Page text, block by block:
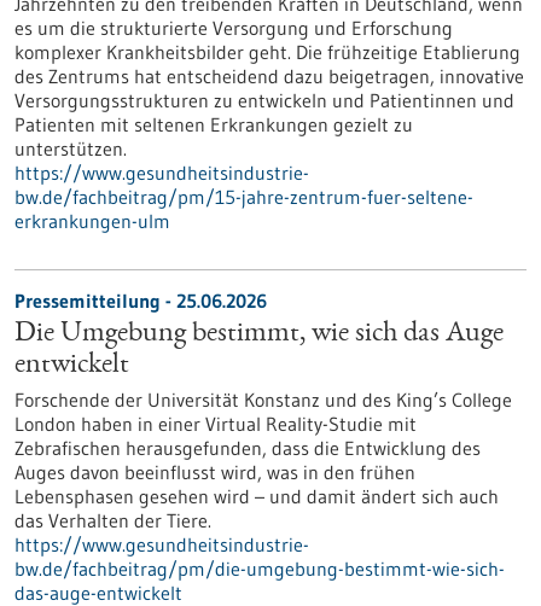
es um die strukturierte Versorgung und Erforschung
komplexer Krankheitsbilder geht. Die frühzeitige Etablierung
des Zentrums hat entscheidend dazu beigetragen, innovative
Versorgungsstrukturen zu entwickeln und Patientinnen und
Patienten mit seltenen Erkrankungen gezielt zu
unterstützen.
https://www.gesundheitsindustrie-
bw.de/fachbeitrag/pm/15-jahre-zentrum-fuer-seltene-
erkrankungen-ulm
Pressemitteilung - 25.06.2026
Die Umgebung bestimmt, wie sich das Auge
entwickelt
Forschende der Universität Konstanz und des King’s College
London haben in einer Virtual Reality-Studie mit
Zebrafischen herausgefunden, dass die Entwicklung des
Auges davon beeinflusst wird, was in den frühen
Lebensphasen gesehen wird – und damit ändert sich auch
das Verhalten der Tiere.
https://www.gesundheitsindustrie-
bw.de/fachbeitrag/pm/die-umgebung-bestimmt-wie-sich-
das-auge-entwickelt